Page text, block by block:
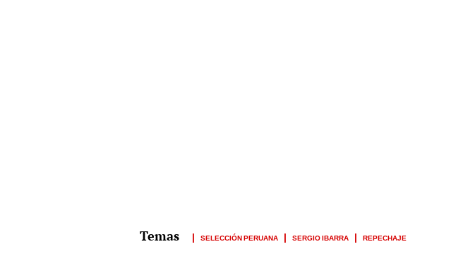
SELECCIÓN PERUANA SERGIO IBARRA REPECHAJE